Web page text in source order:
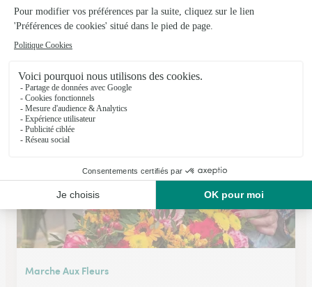
Sylv’anne Fleurs
Veyre Monton
★★★★★4.5 (29)
14, chemin de Chardonnet
Voir la boutique
Marche Aux Fleurs